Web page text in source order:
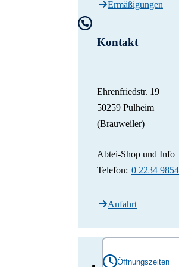
Ermäßigungen
Kontakt
Ehrenfriedstr. 19
50259 Pulheim
(Brauweiler)
Abtei-Shop und Info
Telefon: 0 2234
Anfahrt
Öffnungszeiten